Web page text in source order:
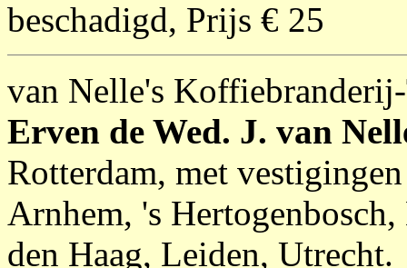
beschadigd, Prijs € 25
van Nelle's
Erven de Wed. J. van
Rotterdam, met
Arnhem, 's
den Haag, Leiden, Utrecht.